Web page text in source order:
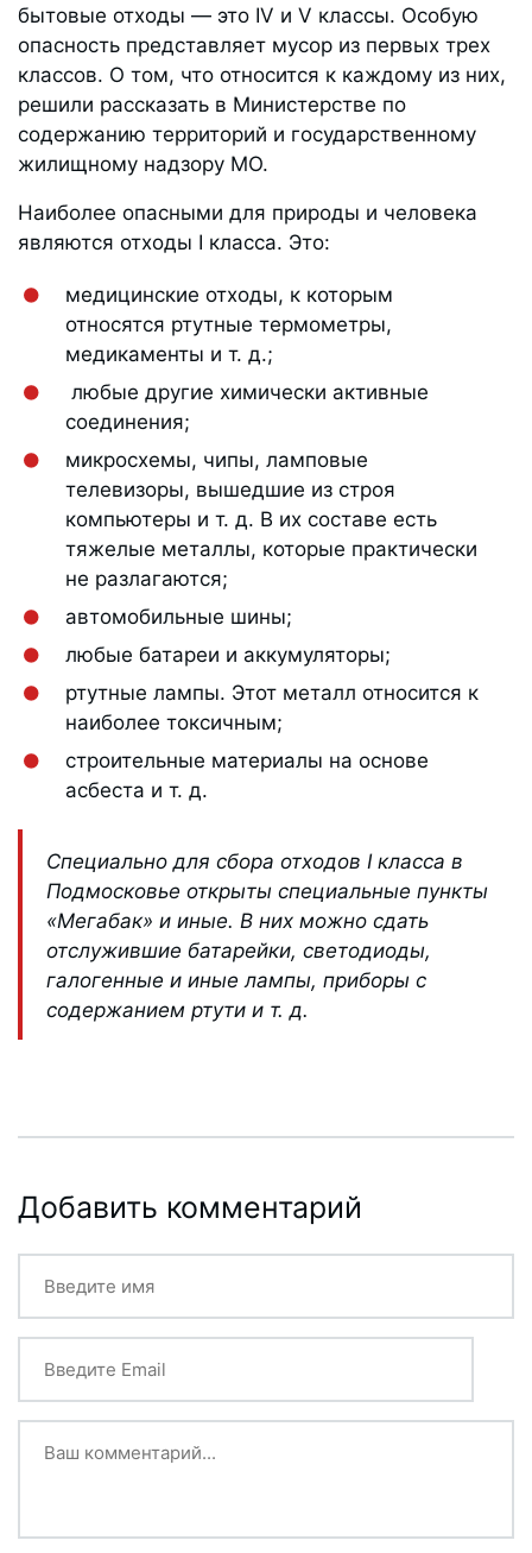
бытовые отходы — это IV и V классы. Особую
опасность представляет мусор из первых трех
классов. О том, что относится к каждому из них,
решили рассказать в Министерстве по
содержанию территорий и государственному
жилищному надзору МО.
Наиболее опасными для природы и человека
являются отходы I класса. Это:
медицинские отходы, к которым
относятся ртутные термометры,
медикаменты и т. д.;
любые другие химически активные
соединения;
микросхемы, чипы, ламповые
телевизоры, вышедшие из строя
компьютеры и т. д. В их составе есть
тяжелые металлы, которые практически
не разлагаются;
автомобильные шины;
любые батареи и аккумуляторы;
ртутные лампы. Этот металл относится к
наиболее токсичным;
строительные материалы на основе
асбеста и т. д.
Специально для сбора отходов I класса в
Подмосковье открыты специальные пункты
«Мегабак» и иные. В них можно сдать
отслужившие батарейки, светодиоды,
галогенные и иные лампы, приборы с
содержанием ртути и т. д.
Добавить комментарий